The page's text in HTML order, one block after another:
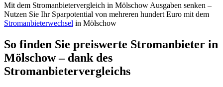
Mit dem Stromanbietervergleich in Mölschow Ausgaben senken –
Nutzen Sie Ihr Sparpotential von mehreren hundert Euro mit dem
Stromanbieterwechsel in Mölschow
So finden Sie preiswerte Stromanbieter in
Mölschow – dank des
Stromanbietervergleichs